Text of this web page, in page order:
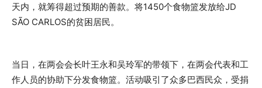
天内，就筹得超过预期的善款。将1450个食物篮发放给JD
SÃO CARLOS的贫困居民。
当日，在两会会长叶王永和吴玲军的带领下，在两会代表和工
作人员的协助下分发食物篮。活动吸引了众多巴西民众，受捐